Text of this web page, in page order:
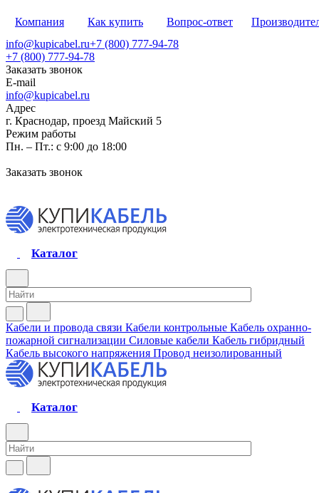
Компания Как купить Вопрос-ответ
info@kupicabel.ru+7 (800) 777-94-78
+7 (800) 777-94-78
Заказать звонок
E-mail
info@kupicabel.ru
Адрес
г. Краснодар, проезд Майский 5
Режим работы
Пн. – Пт.: с 9:00 до 18:00
Заказать звонок
Каталог
Кабели и провода связи Кабели контрольные Кабель охранно-
пожарной сигнализации Силовые кабели Кабель гибридный
Кабель высокого напряжения Провод неизолированный
Каталог